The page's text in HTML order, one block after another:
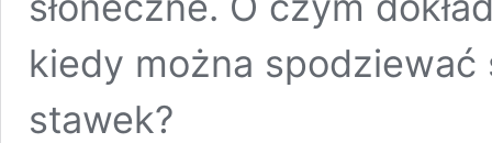
kiedy można
stawek?